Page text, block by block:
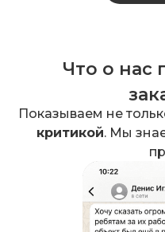
Что о нас
Показываем не
критикой. Мы